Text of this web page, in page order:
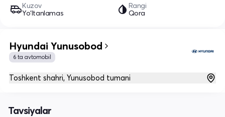
Kuzov
Yo‘ltanlamas
Rangi
Qora
Hyundai Yunusobod
6 ta avtomobil
Toshkent shahri, Yunusobod tumani
Tavsiyalar